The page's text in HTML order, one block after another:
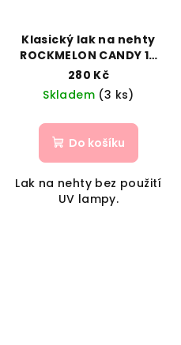
Klasický lak na nehty
ROCKMELON CANDY 10
ml
280 Kč
Skladem (3 ks)
Do košíku
Lak na nehty bez použití
UV lampy.